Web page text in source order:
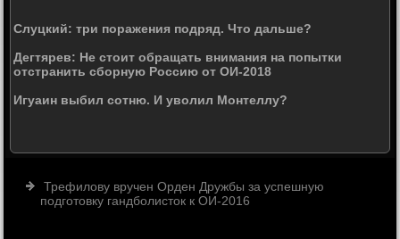
Слуцкий: три поражения подряд. Что дальше?
Дегтярев: Не стоит обращать внимания на попытки
отстранить сборную Россию от ОИ-2018
Игуаин выбил сотню. И уволил Монтеллу?
Трефилову вручен Орден Дружбы за успешную
подготовку гандболисток к ОИ-2016